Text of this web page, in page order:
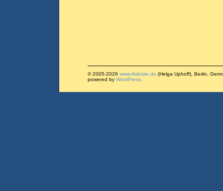
© 2005-2026 www.diabsite.de (Helga Uphoff), Berlin,
powered by WordPress.